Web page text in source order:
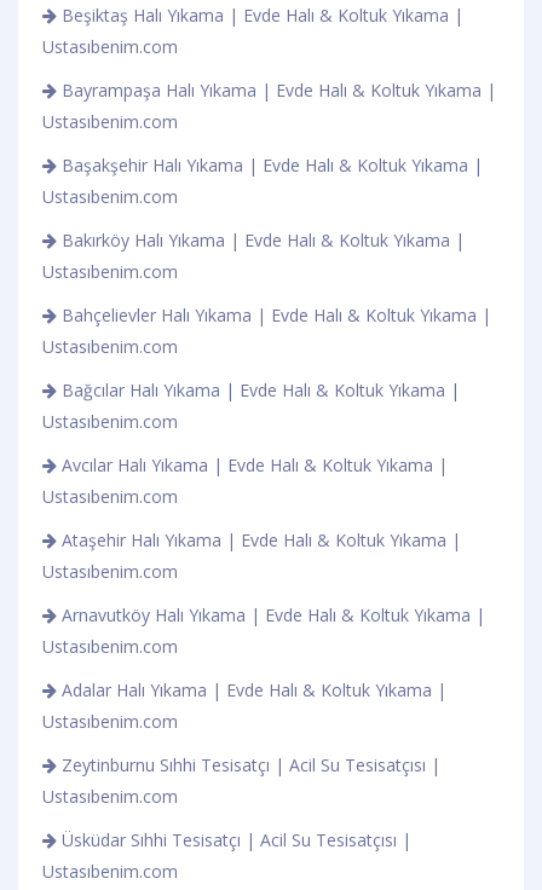
Beşiktaş Halı Yıkama | Evde Halı & Koltuk Yıkama |
Ustasıbenim.com
Bayrampaşa Halı Yıkama | Evde Halı & Koltuk Yıkama |
Ustasıbenim.com
Başakşehir Halı Yıkama | Evde Halı & Koltuk Yıkama |
Ustasıbenim.com
Bakırköy Halı Yıkama | Evde Halı & Koltuk Yıkama |
Ustasıbenim.com
Bahçelievler Halı Yıkama | Evde Halı & Koltuk Yıkama |
Ustasıbenim.com
Bağcılar Halı Yıkama | Evde Halı & Koltuk Yıkama |
Ustasıbenim.com
Avcılar Halı Yıkama | Evde Halı & Koltuk Yıkama |
Ustasıbenim.com
Ataşehir Halı Yıkama | Evde Halı & Koltuk Yıkama |
Ustasıbenim.com
Arnavutköy Halı Yıkama | Evde Halı & Koltuk Yıkama |
Ustasıbenim.com
Adalar Halı Yıkama | Evde Halı & Koltuk Yıkama |
Ustasıbenim.com
Zeytinburnu Sıhhi Tesisatçı | Acil Su Tesisatçısı |
Ustasıbenim.com
Üsküdar Sıhhi Tesisatçı | Acil Su Tesisatçısı |
Ustasıbenim.com